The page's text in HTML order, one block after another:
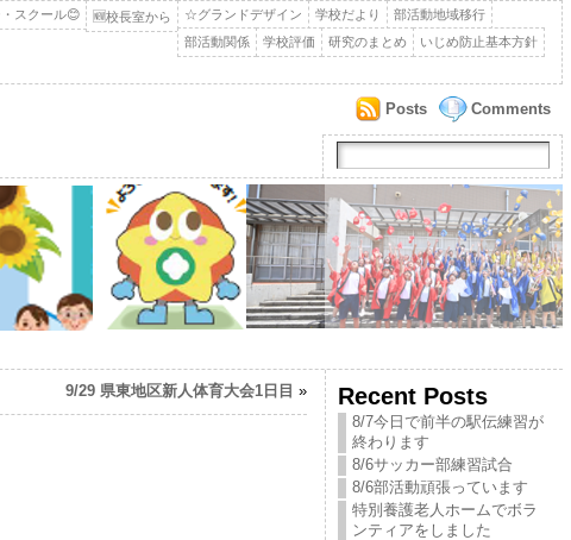
スクール😊 🆕校長室から ☆グランドデザイン 学校だより
部活動地域移行
部活動関係
学校評価 研究のまとめ
いじめ防止基本方針
Comments
Posts
9/29 県東地区新人体育大会1日目 » Recent Posts
8/7今日で前半の駅伝練習が
終わります
8/6サッカー部練習試合
8/6部活動頑張っています
特別養護老人ホームでボラ
ンティアをしました